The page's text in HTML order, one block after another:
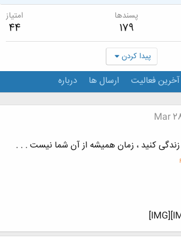
پسندها
179
امتیاز
44
پیدا کردن
آخرین فعالیت ارسال ها درباره
Mar
کنید ، زمان همیشه از آن شما نیست . . .